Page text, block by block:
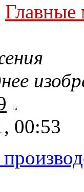
Главные
00:53